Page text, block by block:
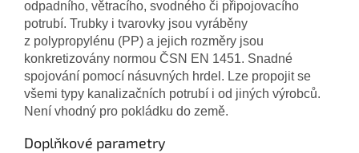
odpadního, větracího, svodného či připojovacího
potrubí. Trubky i tvarovky jsou vyráběny
z polypropylénu (PP) a jejich rozměry jsou
konkretizovány normou ČSN EN 1451. Snadné
spojování pomocí násuvných hrdel. Lze propojit se
všemi typy kanalizačních potrubí i od jiných výrobců.
Není vhodný pro pokládku do země.
Doplňkové parametry